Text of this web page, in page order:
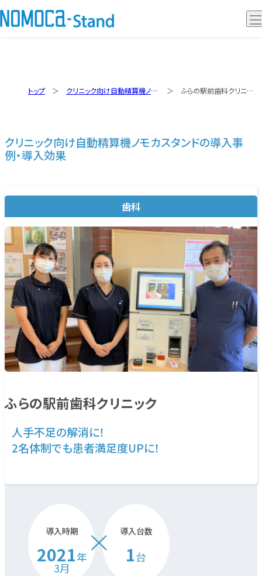
ノモカデスク
事例動画
Q&A
導入の流れ
セミナー情報
ノモカブログ
資料ダウンロード
お問い合わせ
資料ダウンロード お問い合わせ
トップ クリニック向け自動精算機ノモカスタンドの導入事例・導入効果 ふらの駅前歯科クリニック
クリニック向け自動精算機ノモカスタンドの導入事
例・導入効果
歯科
ふらの駅前歯科クリニック
人手不足の解消に！
2名体制でも患者満足度UPに！
導入時期
2021年
3月
導入台数
1台